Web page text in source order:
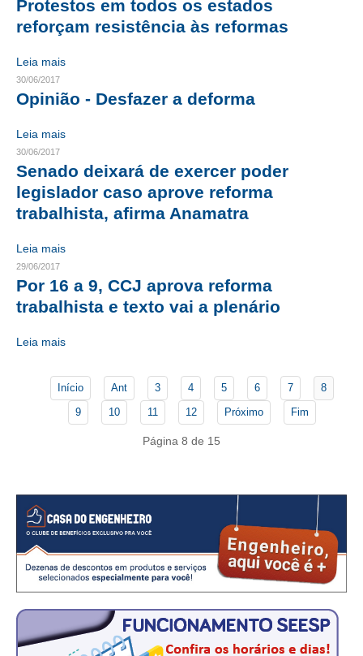
CONTATO
CURSOS
ENGENHEIRO EMPREENDEDOR
SEESP EDUCAÇÃO
PLATAFORMAS GRATUITAS
BENEFÍCIOS
CONVÊNIOS
PLANO DE SAÚDE
CAMPANHAS SALARIAIS
NOTÍCIAS
CONTEÚDO ESPECIAL
JORNAL DO ENGENHEIRO
AGENDA
SEESP NOTÍCIAS
Protestos em todos os estados
reforçam resistência às reformas
Leia mais
30/06/2017
Opinião - Desfazer a deforma
Leia mais
30/06/2017
Senado deixará de exercer poder
legislador caso aprove reforma
trabalhista, afirma Anamatra
Leia mais
29/06/2017
Por 16 a 9, CCJ aprova reforma
trabalhista e texto vai a plenário
Leia mais
Início Ant 3 4 5 6 7
8
9
10 11 12 Próximo Fim
Página 8 de 15